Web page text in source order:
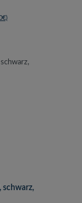
schwarz,